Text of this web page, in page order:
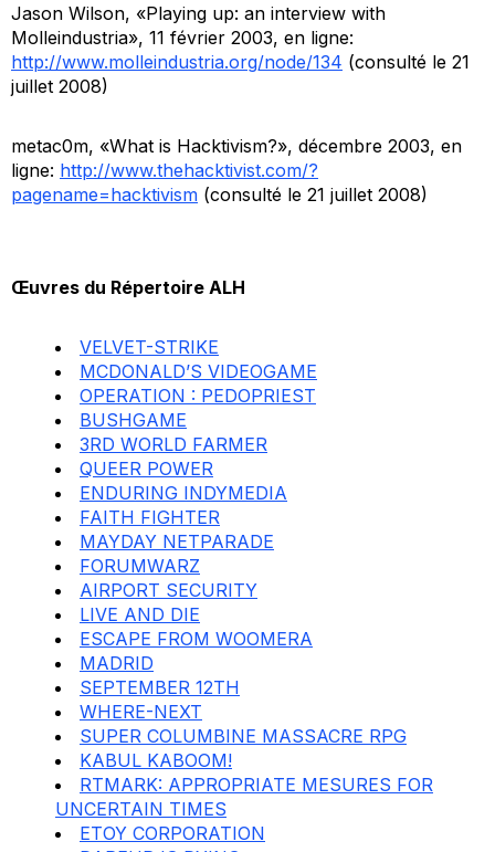
Jason Wilson, «Playing up: an interview with
Molleindustria», 11 février 2003, en ligne:
http://www.molleindustria.org/node/134 (consulté le 21
juillet 2008)
metac0m, «What is Hacktivism?», décembre 2003, en
ligne: http://www.thehacktivist.com/?
pagename=hacktivism (consulté le 21 juillet 2008)
Œuvres du Répertoire ALH
VELVET-STRIKE
MCDONALD’S VIDEOGAME
OPERATION : PEDOPRIEST
BUSHGAME
3RD WORLD FARMER
QUEER POWER
ENDURING INDYMEDIA
FAITH FIGHTER
MAYDAY NETPARADE
FORUMWARZ
AIRPORT SECURITY
LIVE AND DIE
ESCAPE FROM WOOMERA
MADRID
SEPTEMBER 12TH
WHERE-NEXT
SUPER COLUMBINE MASSACRE RPG
KABUL KABOOM!
RTMARK: APPROPRIATE MESURES FOR
UNCERTAIN TIMES
ETOY CORPORATION